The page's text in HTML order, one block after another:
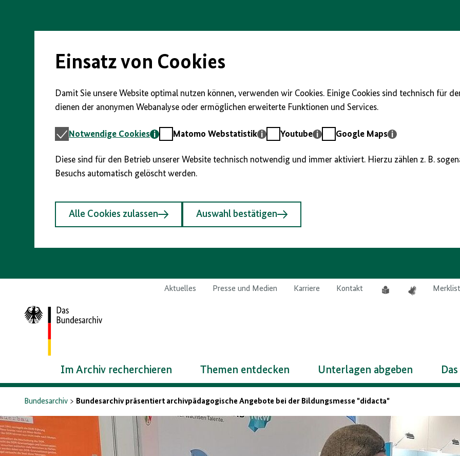
Seiteninhalt
Einsatz von Cookies
Damit Sie unsere Website optimal nutzen können, verwenden wir Cookies. Einige Cookies sind technisch für
dienen der anonymen Webanalyse oder ermöglichen erweiterte Funktionen und Services.
Notwendige
Notwendige Cookies
MatomoMatomo Webstatistik YoutubeYoutube
GoogleGoogle Maps
Diese sind für den Betrieb unserer Website technisch notwendig und immer aktiviert. Hierzu zählen z. B.
Besuchs automatisch gelöscht werden.
Alle Cookies zulassen Auswahl bestätigen
Aktuelles Presse und Medien Karriere Kontakt
Leichte
Zur
Startseite
Im Archiv recherchieren Themen entdecken Unterlagen abgeben
Bundesarchiv Bundesarchiv präsentiert archivpädagogische Angebote bei der Bildungsmesse "didacta"